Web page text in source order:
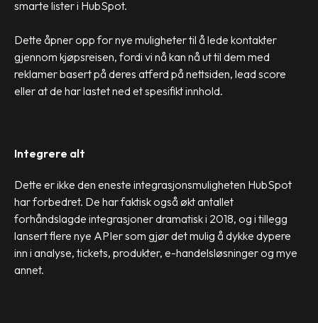
smarte lister i HubSpot.
Dette åpner opp for nye muligheter til å lede kontakter
gjennom kjøpsreisen, fordi vi nå kan nå ut til dem med
reklamer basert på deres atferd på nettsiden, lead score
eller at de har lastet ned et spesifikt innhold.
Integrere alt
Dette er ikke den eneste integrasjonsmuligheten HubSpot
har forbedret. De har faktisk også økt antallet
forhåndslagde integrasjoner dramatisk i 2018, og i tillegg
lansert flere nye APIer som gjør det mulig å dykke dypere
inn i analyse, tickets, produkter, e-handelsløsninger og mye
annet.